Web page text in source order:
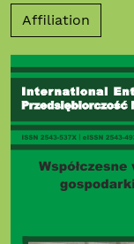
Affiliation